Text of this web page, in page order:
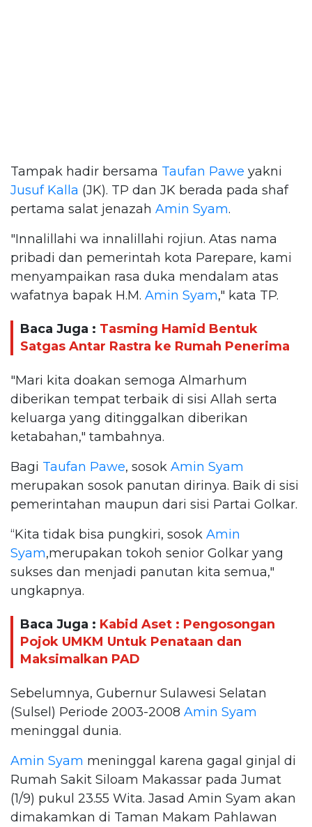
Tampak hadir bersama Taufan Pawe yakni
Jusuf Kalla (JK). TP dan JK berada pada shaf
pertama salat jenazah Amin Syam.
"Innalillahi wa innalillahi rojiun. Atas nama
pribadi dan pemerintah kota Parepare, kami
menyampaikan rasa duka mendalam atas
wafatnya bapak H.M. Amin Syam," kata TP.
Baca Juga : Tasming Hamid Bentuk
Satgas Antar Rastra ke Rumah Penerima
"Mari kita doakan semoga Almarhum
diberikan tempat terbaik di sisi Allah serta
keluarga yang ditinggalkan diberikan
ketabahan," tambahnya.
Bagi Taufan Pawe, sosok Amin Syam
merupakan sosok panutan dirinya. Baik di sisi
pemerintahan maupun dari sisi Partai Golkar.
“Kita tidak bisa pungkiri, sosok Amin
Syam,merupakan tokoh senior Golkar yang
sukses dan menjadi panutan kita semua,"
ungkapnya.
Baca Juga : Kabid Aset : Pengosongan
Pojok UMKM Untuk Penataan dan
Maksimalkan PAD
Sebelumnya, Gubernur Sulawesi Selatan
(Sulsel) Periode 2003-2008 Amin Syam
meninggal dunia.
Amin Syam meninggal karena gagal ginjal di
Rumah Sakit Siloam Makassar pada Jumat
(1/9) pukul 23.55 Wita. Jasad Amin Syam akan
dimakamkan di Taman Makam Pahlawan